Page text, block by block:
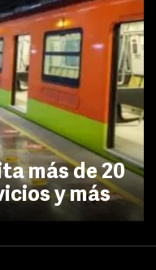
más de 20
y más